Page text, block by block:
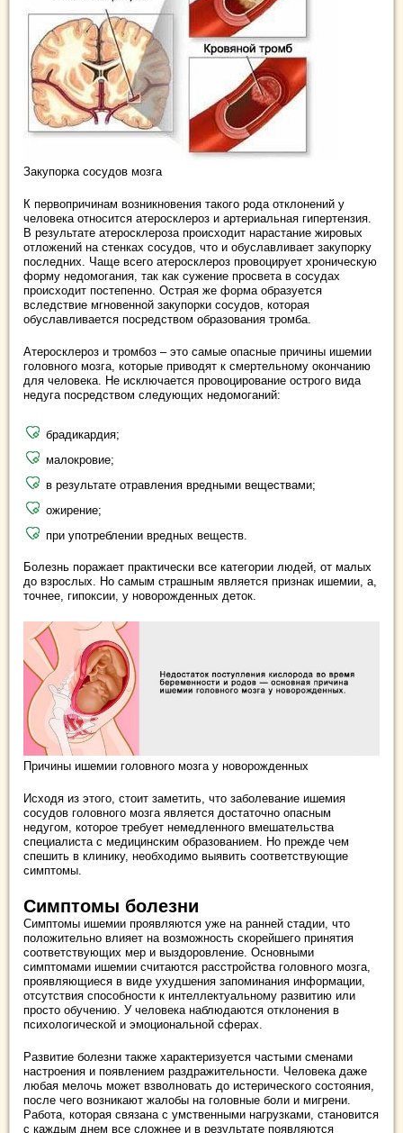
Закупорка сосудов мозга
К первопричинам возникновения такого рода отклонений у
человека относится атеросклероз и артериальная гипертензия.
В результате атеросклероза происходит нарастание жировых
отложений на стенках сосудов, что и обуславливает закупорку
последних. Чаще всего атеросклероз провоцирует хроническую
форму недомогания, так как сужение просвета в сосудах
происходит постепенно. Острая же форма образуется
вследствие мгновенной закупорки сосудов, которая
обуславливается посредством образования тромба.
Атеросклероз и тромбоз – это самые опасные причины ишемии
головного мозга, которые приводят к смертельному окончанию
для человека. Не исключается провоцирование острого вида
недуга посредством следующих недомоганий:
брадикардия;
малокровие;
в результате отравления вредными веществами;
ожирение;
при употреблении вредных веществ.
Болезнь поражает практически все категории людей, от малых
до взрослых. Но самым страшным является признак ишемии, а,
точнее, гипоксии, у новорожденных деток.
Причины ишемии головного мозга у новорожденных
Исходя из этого, стоит заметить, что заболевание ишемия
сосудов головного мозга является достаточно опасным
недугом, которое требует немедленного вмешательства
специалиста с медицинским образованием. Но прежде чем
спешить в клинику, необходимо выявить соответствующие
симптомы.
Симптомы болезни
Симптомы ишемии проявляются уже на ранней стадии, что
положительно влияет на возможность скорейшего принятия
соответствующих мер и выздоровление. Основными
симптомами ишемии считаются расстройства головного мозга,
проявляющиеся в виде ухудшения запоминания информации,
отсутствия способности к интеллектуальному развитию или
просто обучению. У человека наблюдаются отклонения в
психологической и эмоциональной сферах.
Развитие болезни также характеризуется частыми сменами
настроения и появлением раздражительности. Человека даже
любая мелочь может взволновать до истерического состояния,
после чего возникают жалобы на головные боли и мигрени.
Работа, которая связана с умственными нагрузками, становится
с каждым днем все сложнее и в результате появляются